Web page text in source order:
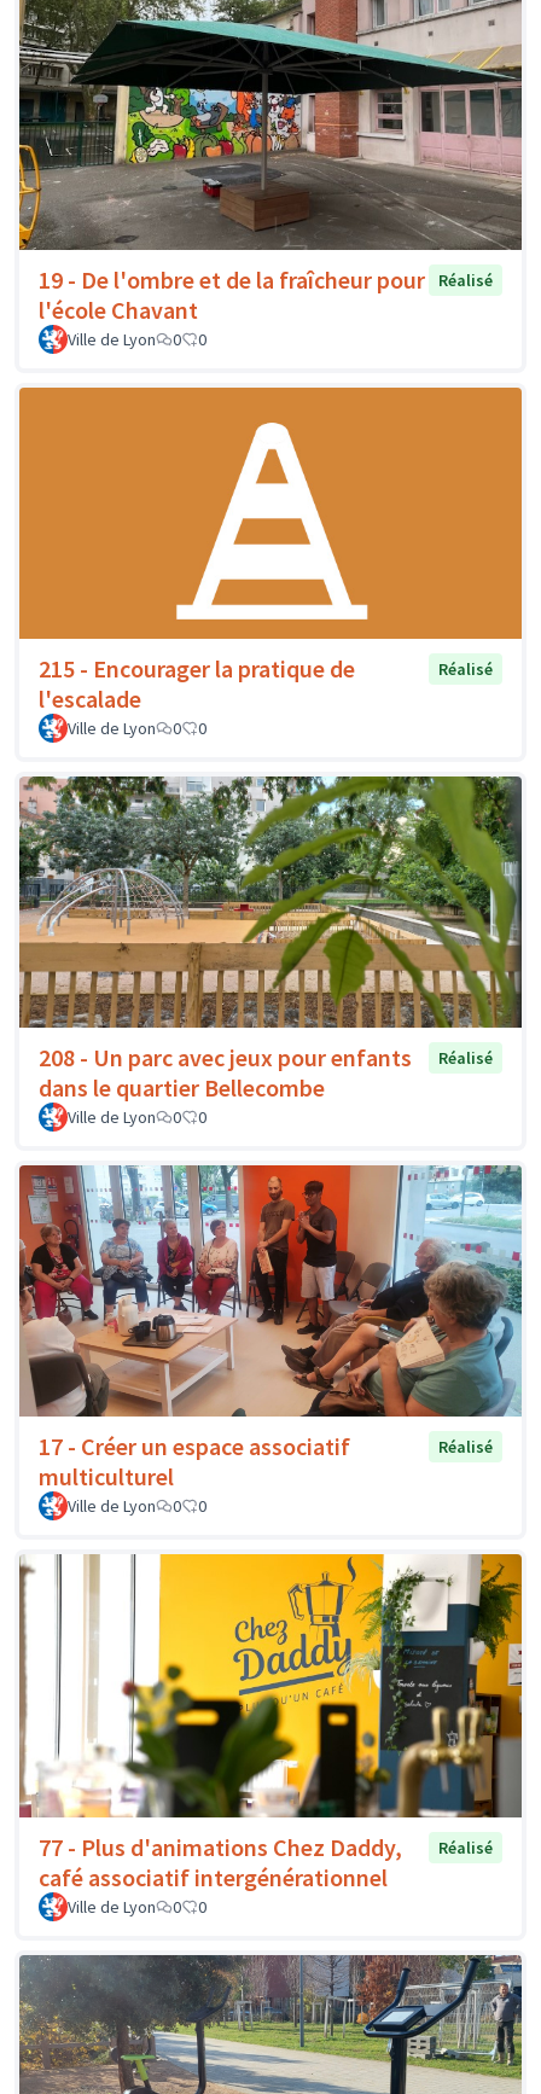
19 - De l'ombre et de la fraîcheur pour
l'école Chavant
Réalisé
Ville de Lyon 0 0
215 - Encourager la pratique de
l'escalade
Réalisé
Ville de Lyon 0 0
208 - Un parc avec jeux pour enfants
dans le quartier Bellecombe
Réalisé
Ville de Lyon 0 0
17 - Créer un espace associatif
multiculturel
Réalisé
Ville de Lyon 0 0
77 - Plus d'animations Chez Daddy,
café associatif intergénérationnel
Réalisé
Ville de Lyon 0 0